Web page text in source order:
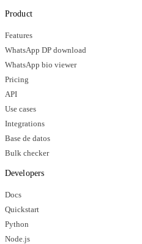
Product
Features
WhatsApp DP download
WhatsApp bio viewer
Pricing
API
Use cases
Integrations
Base de datos
Bulk checker
Developers
Docs
Quickstart
Python
Node.js